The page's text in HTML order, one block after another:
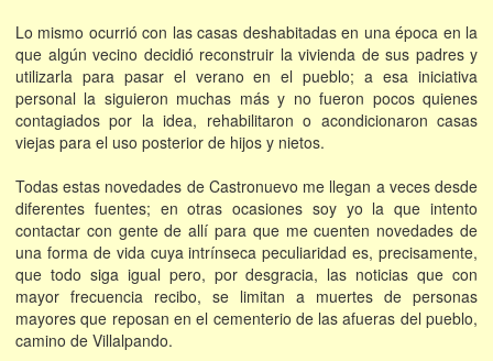
Lo mismo ocurrió con las casas deshabitadas en una época en la
que algún vecino decidió reconstruir la vivienda de sus padres y
utilizarla para pasar el verano en el pueblo; a esa iniciativa
personal la siguieron muchas más y no fueron pocos quienes
contagiados por la idea, rehabilitaron o acondicionaron casas
viejas para el uso posterior de hijos y nietos.
Todas estas novedades de Castronuevo me llegan a veces desde
diferentes fuentes; en otras ocasiones soy yo la que intento
contactar con gente de allí para que me cuenten novedades de
una forma de vida cuya intrínseca peculiaridad es, precisamente,
que todo siga igual pero, por desgracia, las noticias que con
mayor frecuencia recibo, se limitan a muertes de personas
mayores que reposan en el cementerio de las afueras del pueblo,
camino de Villalpando.